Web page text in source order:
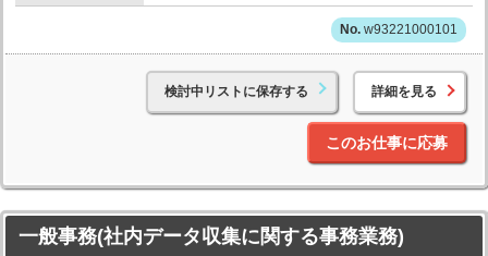
w93221000101
検討中リストに保存する 詳細を見る
このお仕事に応募
一般事務(社内データ収集に関する事務業務)